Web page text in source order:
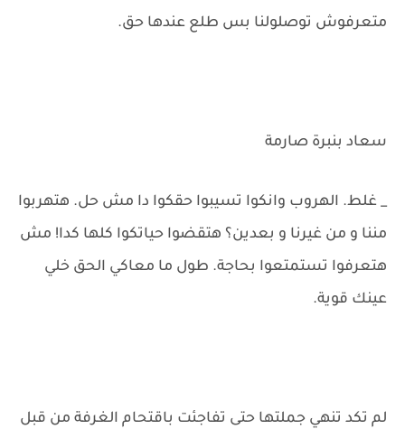
متعرفوش توصلولنا بس طلع عندها حق.
سعاد بنبرة صارمة
_ غلط. الهروب وانكوا تسيبوا حقكوا دا مش حل. هتهربوا
مننا و من غيرنا و بعدين؟ هتقضوا حياتكوا كلها كدا! مش
هتعرفوا تستمتعوا بحاجة. طول ما معاكي الحق خلي
عينك قوية.
لم تكد تنهي جملتها حتى تفاجئت باقتحام الغرفة من قبل